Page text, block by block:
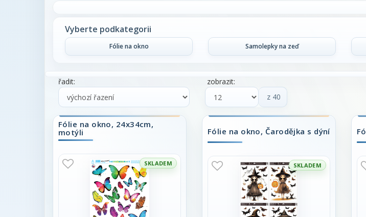
Vyberte podkategorii
Fólie na okno Samolepky na zeď
řadit:
zobrazit:
z 40
Fólie na okno, 24x34cm,
motýli
SKLADEM
Fólie na okno, Čarodějka s dýní
SKLADEM